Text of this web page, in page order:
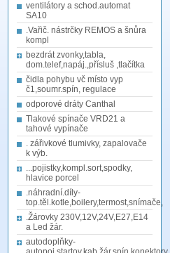
ventilátory a schod.automat
SA10
.Vařič. nástrčky REMOS a šnůra
kompl
bezdrát zvonky,tabla,
dom.telef,napáj.,přísluš ,tlačítka
čidla pohybu vč místo vyp
č1,soumr.spín, regulace
odporové dráty Canthal
Tlakové spínače VRD21 a
tahové vypínače
. zářivkové tlumivky, zapalovače
k výb.
...pojistky,kompl.sort,spodky,
hlavice porcel
.náhradní.díly-
top.těl.kotle,boilery,termost,snímače,
.Žárovky 230V,12V,24V,E27,E14
a Led žár.
autodoplňky-